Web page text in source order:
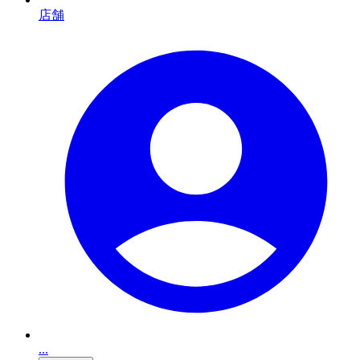
店舗
...